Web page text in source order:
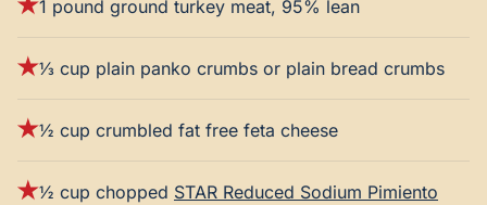
1 pound ground turkey meat, 95% lean
⅓ cup plain panko crumbs or plain bread crumbs
½ cup crumbled fat free feta cheese
½ cup chopped STAR Reduced Sodium Pimiento